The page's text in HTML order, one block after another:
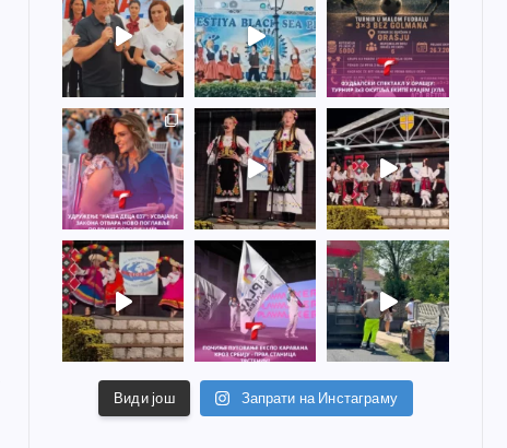
Види још Запрати на Инстаграму